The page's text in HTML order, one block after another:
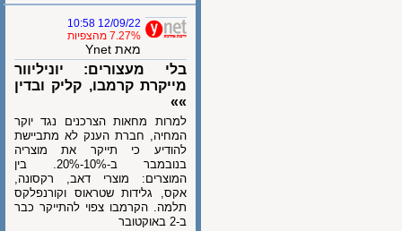
12/09/22 10:58
7.27% מהצפיות
מאת Ynet
בלי מעצורים: יוניליוור
מייקרת קרמבו, קליק ובדין
למרות מחאות הצרכנים נגד יוקר
המחיה, חברת הענק לא מתביישת
להודיע כי תייקר את מוצריה
בנובמבר ב-10%-20%. בין
המוצרים: מוצרי דאב, רקסונה,
אקס, גלידות שטראוס וקורנפלקס
תלמה. הקרמבו צפוי להתייקר כבר